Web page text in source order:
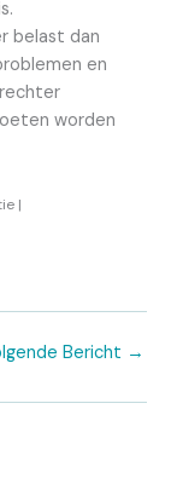
belast dan
en
worden
|
Bericht →